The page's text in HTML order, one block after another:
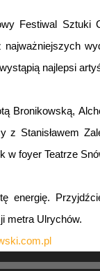
Festiwal Sztuki
najlepsi
Bronikowską,
z Stanisławem
w foyer Teatrze
tę energię.
metra Ulrychów.